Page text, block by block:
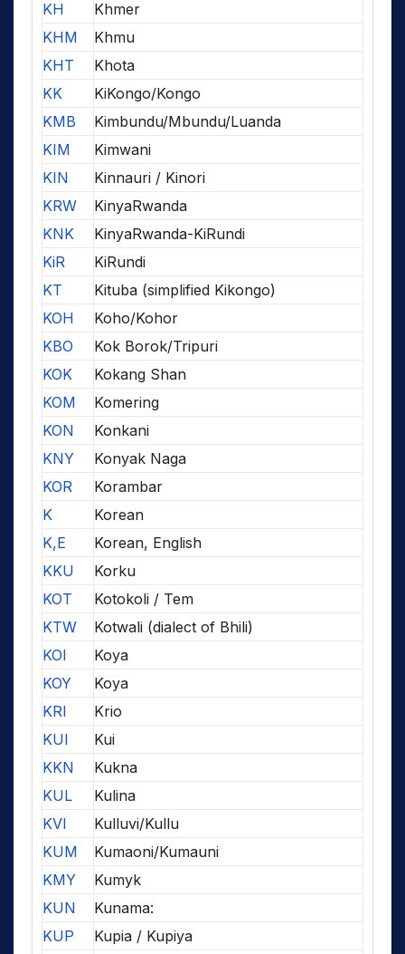
KH
Khmer
KHM
Khmu
KHT
Khota
KK
KiKongo/Kongo
KMB
Kimbundu/Mbundu/Luanda
KIM
Kimwani
KIN
Kinnauri / Kinori
KRW
KinyaRwanda
KNK
KinyaRwanda-KiRundi
KiR
KiRundi
KT
Kituba (simplified Kikongo)
KOH
Koho/Kohor
KBO
Kok Borok/Tripuri
KOK
Kokang Shan
KOM
Komering
KON
Konkani
KNY
Konyak Naga
KOR
Korambar
K
Korean
K,E
Korean, English
KKU
Korku
KOT
Kotokoli / Tem
KTW
Kotwali (dialect of Bhili)
KOI
Koya
KOY
Koya
KRI
Krio
KUI
Kui
KKN
Kukna
KUL
Kulina
KVI
Kulluvi/Kullu
KUM
Kumaoni/Kumauni
KMY
Kumyk
KUN
Kunama:
KUP
Kupia / Kupiya